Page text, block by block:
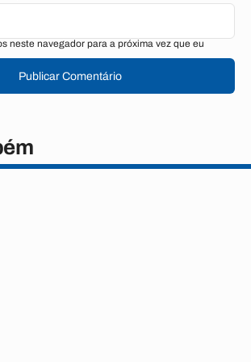
neste navegador para a próxima vez que eu
Publicar Comentário